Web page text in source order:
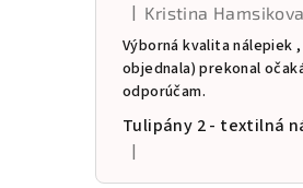
Hodnotenie produktu je 5
| Kristina Hamsikova
Výborná kvalita nálepiek
objednala) prekonal
odporúčam.
Tulipány 2 - textilná
Hodnotenie produktu je 5
|